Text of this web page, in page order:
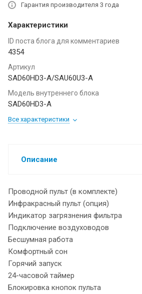
Гарантия производителя 3 года
Характеристики
ID поста блога для комментариев
4354
Артикул
SAD60HD3-A/SAU60U3-A
Модель внутреннего блока
SAD60HD3-A
Все характеристики
Описание
Проводной пульт (в комплекте)
Инфракрасный пульт (опция)
Индикатор загрязнения фильтра
Подключение воздуховодов
Бесшумная работа
Комфортный сон
Горячий запуск
24-часовой таймер
Блокировка кнопок пульта